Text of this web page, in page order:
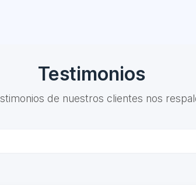
Testimonios
de nuestros clientes nos